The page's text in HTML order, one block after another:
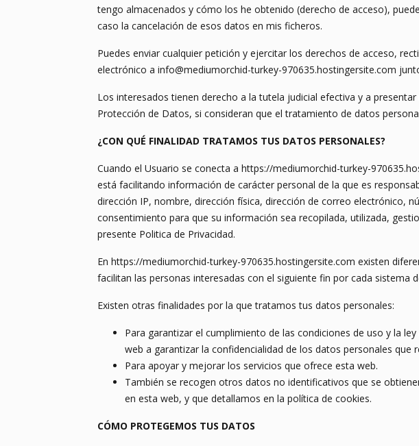
tengo almacenados y cómo los he obtenido (derecho de acceso),
caso la cancelación de esos datos en mis ficheros.
Puedes enviar cualquier petición y ejercitar los derechos de acceso,
electrónico a info@mediumorchid-turkey-970635.hostingersite.com
Los interesados tienen derecho a la tutela judicial efectiva y a
Protección de Datos, si consideran que el tratamiento de datos
¿CON QUÉ FINALIDAD TRATAMOS TUS DATOS PERSONALES?
Cuando el Usuario se conecta a https://mediumorchid-turkey-
está facilitando información de carácter personal de la que es
dirección IP, nombre, dirección física, dirección de correo electrónico,
consentimiento para que su información sea recopilada, utilizada,
presente Politica de Privacidad.
En https://mediumorchid-turkey-970635.hostingersite.com existen
facilitan las personas interesadas con el siguiente fin por cada sistema
Existen otras finalidades por la que tratamos tus datos personales:
Para garantizar el cumplimiento de las condiciones de uso y la
web a garantizar la confidencialidad de los datos personales que
Para apoyar y mejorar los servicios que ofrece esta web.
También se recogen otros datos no identificativos que se
en esta web, y que detallamos en la política de cookies.
CÓMO PROTEGEMOS TUS DATOS